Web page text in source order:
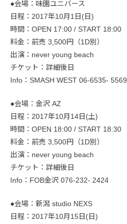
●会場：味園ユニバース
日程：2017年10月1日(日)
時間：OPEN 17:00 / START 18:00
料金：前売 3,500円（1D別）
出演：never young beach
チケット：詳細後日
Info：SMASH WEST 06-6535- 5569
●会場：金沢 AZ
日程：2017年10月14日(土)
時間：OPEN 18:00 / START 18:30
料金：前売 3,500円（1D別）
出演：never young beach
チケット：詳細後日
Info：FOB金沢 076-232- 2424
●会場：新潟 studio NEXS
日程：2017年10月15日(日)